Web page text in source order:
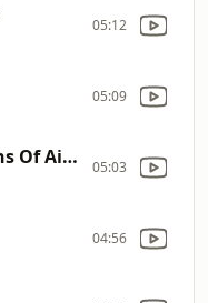
05:12
05:09
The Three Dimensions Of Air (H2H Kora Mix) 05:03
04:56